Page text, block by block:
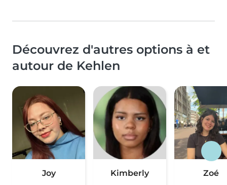
Découvrez d'autres options à et
autour de Kehlen
Joy Kimberly Zoé